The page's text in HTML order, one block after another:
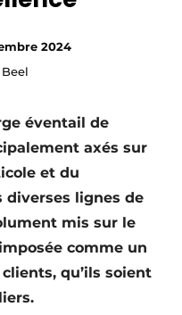
2024
éventail de
axés sur
et du
diverses lignes de
mis sur le
comme un
qu’ils soient